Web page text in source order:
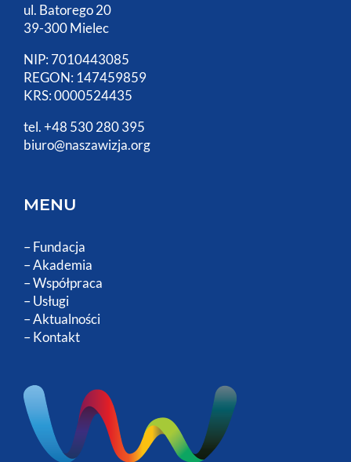
ul. Batorego 20
39-300 Mielec
NIP: 7010443085
REGON: 147459859
KRS: 0000524435
tel. +48 530 280 395
biuro@naszawizja.org
MENU
–Fundacja
–Akademia
–Współpraca
–Usługi
–Aktualności
–Kontakt